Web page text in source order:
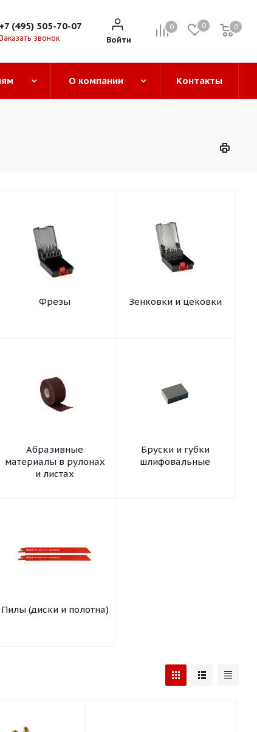
0 0 0
0
Войти
+7 (495) 505-70-07
Заказать звонок
О компании Контакты
Фрезы Зенковки и цековки
Абразивные
материалы в рулонах
и листах
Бруски и губки
шлифовальные
Пилы (диски и полотна)